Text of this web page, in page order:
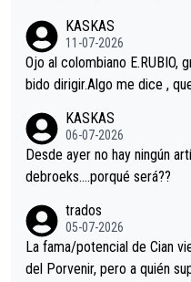
i sin pedalear, luego está el
mano de una manera muy
es en el hombro con que
eta, a ver si por querer
ción de podio UAE y Pojacar
KASKAS
11-07-2026
Ojo al colombiano E.RUBIO,
bido
KASKAS
06-07-2026
Desde ayer no hay ningún
debroeks….porqué será??
trados
05-07-2026
La fama/potencial de Cian
del Porvenir, pero a quién